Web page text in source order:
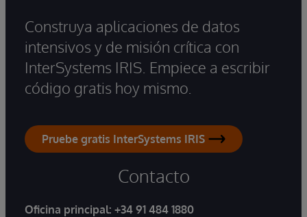
Construya aplicaciones de datos
intensivos y de misión crítica con
InterSystems IRIS. Empiece a escribir
código gratis hoy mismo.
Pruebe gratis InterSystems IRIS
Contacto
Oficina principal: +34 91 484 1880